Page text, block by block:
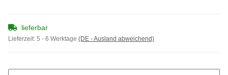
lieferbar
Lieferzeit: 5 - 6 Werktage (DE - Ausland abweichend)